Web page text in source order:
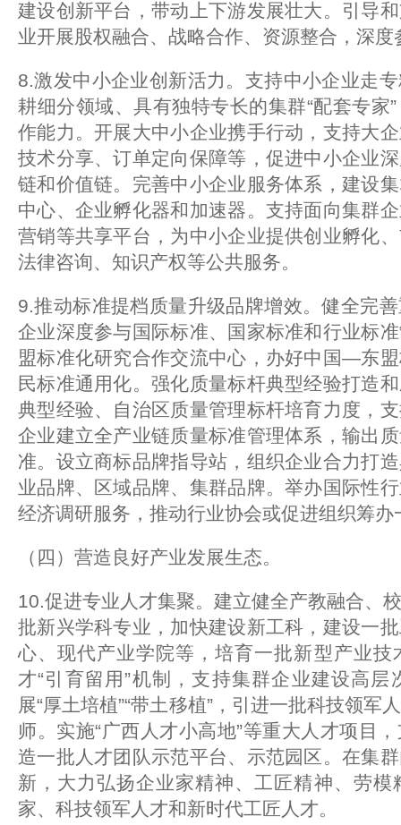
建设创新平台，带动上下游发展壮大。引导
业开展股权融合、战略合作、资源整合，深度
8.激发中小企业创新活力。支持中小企业走
耕细分领域、具有独特专长的集群“配套专家
作能力。开展大中小企业携手行动，支持大
技术分享、订单定向保障等，促进中小企业
链和价值链。完善中小企业服务体系，建设
中心、企业孵化器和加速器。支持面向集群
营销等共享平台，为中小企业提供创业孵化
法律咨询、知识产权等公共服务。
9.推动标准提档质量升级品牌增效。健全完
企业深度参与国际标准、国家标准和行业标
盟标准化研究合作交流中心，办好中国—东
民标准通用化。强化质量标杆典型经验打造
典型经验、自治区质量管理标杆培育力度，
企业建立全产业链质量标准管理体系，输出
准。设立商标品牌指导站，组织企业合力打
业品牌、区域品牌、集群品牌。举办国际性
经济调研服务，推动行业协会或促进组织筹
（四）营造良好产业发展生态。
10.促进专业人才集聚。建立健全产教融合、
批新兴学科专业，加快建设新工科，建设一
心、现代产业学院等，培育一批新型产业技
才“引育留用”机制，支持集群企业建设高
展“厚土培植”“带土移植”，引进一批科技领军
师。实施“广西人才小高地”等重大人才项目
造一批人才团队示范平台、示范园区。在集
新，大力弘扬企业家精神、工匠精神、劳
家、科技领军人才和新时代工匠人才。